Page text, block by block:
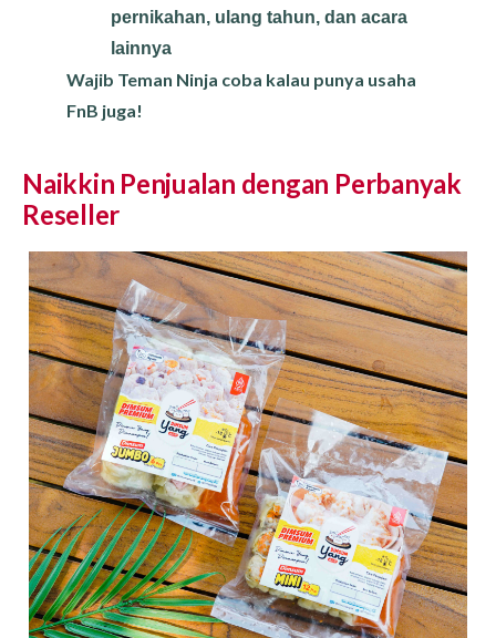
pernikahan, ulang tahun, dan acara
lainnya
Wajib Teman Ninja coba kalau punya usaha
FnB juga!
Naikkin Penjualan dengan Perbanyak
Reseller